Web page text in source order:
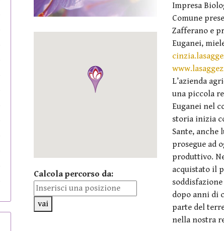
Calcola percorso da:
vai
Impresa
Comune
Zafferano e
Euganei,
L’azienda
una piccola
Euganei nel
storia inizia
Sante, anche
prosegue ad
produttivo.
acquistato il
dopo anni di
parte del
nella nostra